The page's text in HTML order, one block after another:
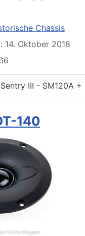
Chassis
14. Oktober 2018
III - SM120A +
140